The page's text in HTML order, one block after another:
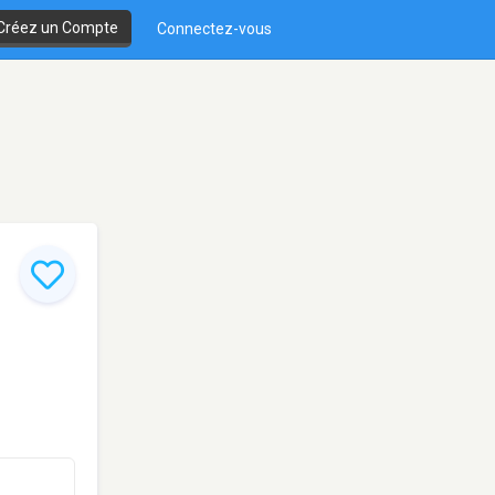
un Compte Connectez-vous